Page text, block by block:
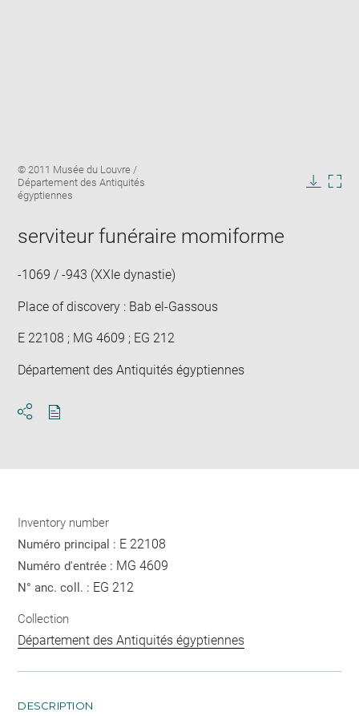
Image
caption:
© 2011 Musée du Louvre /
Département des Antiquités
égyptiennes
serviteur funéraire momiforme
-1069 / -943 (XXIe dynastie)
Place of discovery : Bab el-Gassous
E 22108 ; MG 4609 ; EG 212
Département des Antiquités égyptiennes
Inventory number
Numéro principal : E 22108
Numéro d'entrée : MG 4609
N° anc. coll. : EG 212
Collection
Département des Antiquités égyptiennes
DESCRIPTION